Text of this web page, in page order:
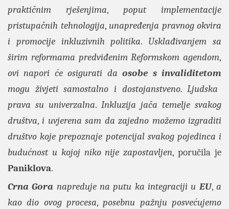
praktičnim rješenjima, poput implementacije
pristupačnih tehnologija, unapređenja pravnog okvira
i promocije inkluzivnih politika. Usklađivanjem sa
širim reformama predviđenim Reformskom agendom,
ovi napori će osigurati daosobe s invaliditetom
mogu živjeti samostalno i dostojanstveno.Ljudska
prava su univerzalna. Inkluzija jača temelje svakog
društva,i uvjerena sam da zajedno možemo izgraditi
društvo koje prepoznaje potencijal svakog pojedinca i
budućnost u kojoj niko nije zapostavljen, poručila je
Paniklova.
Crna Gora napreduje na putu ka integraciji u EU,a
kao dio ovog procesa,posebnu pažnju posvećujemo